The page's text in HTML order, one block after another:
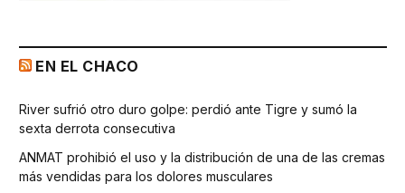
EN EL CHACO
River sufrió otro duro golpe: perdió ante Tigre y sumó la
sexta derrota consecutiva
ANMAT prohibió el uso y la distribución de una de las cremas
más vendidas para los dolores musculares